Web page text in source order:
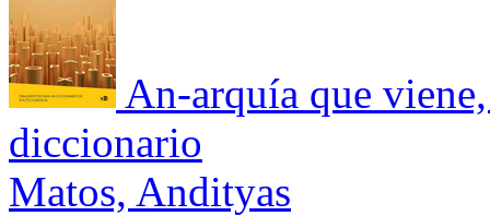
An-arquía que
diccionario
Matos, Andityas